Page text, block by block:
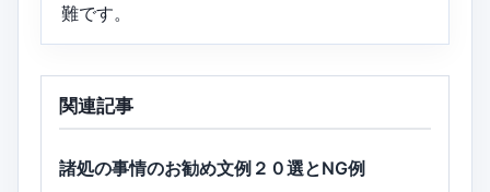
難です。
関連記事
諸処の事情のお勧め文例２０選とNG例